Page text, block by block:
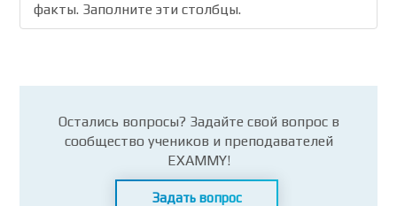
факты. Заполните эти столбцы.
Остались вопросы? Задайте свой вопрос в
сообщество учеников и преподавателей
EXAMMY!
Задать вопрос